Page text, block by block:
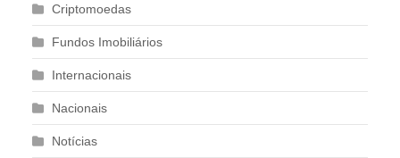
Criptomoedas
Fundos Imobiliários
Internacionais
Nacionais
Notícias